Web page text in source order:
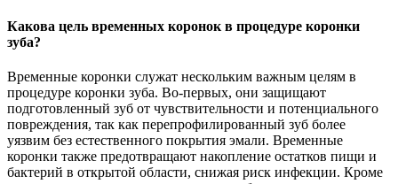
Какова цель временных коронок в процедуре коронки
зуба?
Временные коронки служат нескольким важным целям в
процедуре коронки зуба. Во-первых, они защищают
подготовленный зуб от чувствительности и потенциального
повреждения, так как перепрофилированный зуб более
уязвим без естественного покрытия эмали. Временные
коронки также предотвращают накопление остатков пищи и
бактерий в открытой области, снижая риск инфекции. Кроме